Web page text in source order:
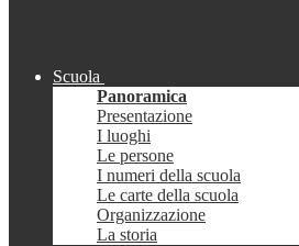
Scuola
Panoramica
Presentazione
I luoghi
Le persone
I numeri della scuola
Le carte della scuola
Organizzazione
La storia